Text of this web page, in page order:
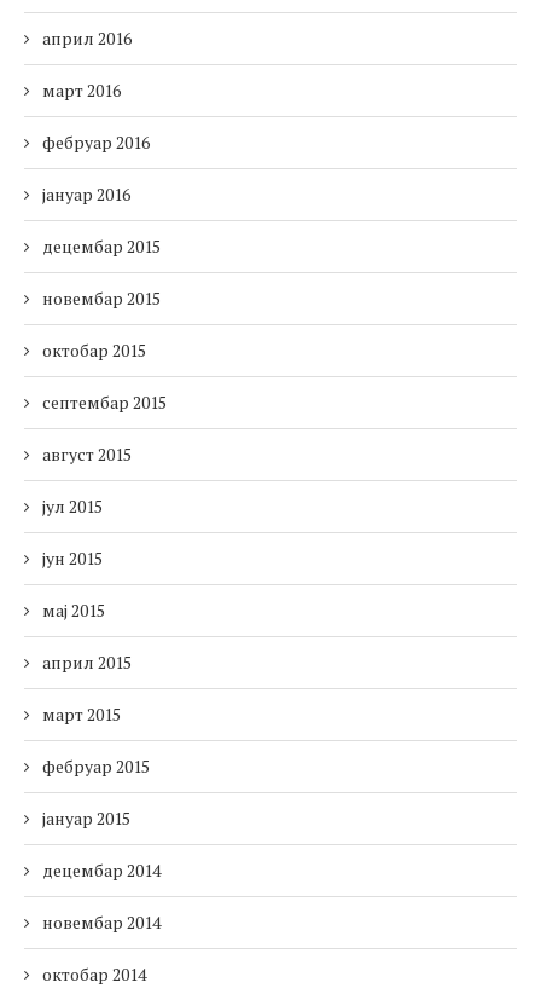
април 2016
март 2016
фебруар 2016
јануар 2016
децембар 2015
новембар 2015
октобар 2015
септембар 2015
август 2015
јул 2015
јун 2015
мај 2015
април 2015
март 2015
фебруар 2015
јануар 2015
децембар 2014
новембар 2014
октобар 2014